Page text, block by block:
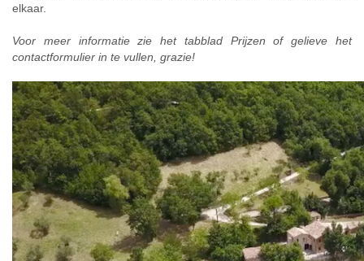
elkaar.
Voor meer informatie zie het tabblad Prijzen of gelieve het
contactformulier in te vullen, grazie!